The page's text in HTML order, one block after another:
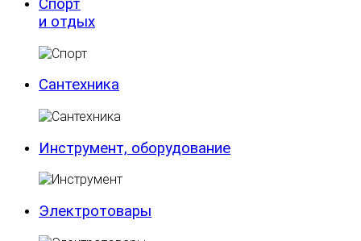
Спорт
и отдых
Сантехника
Инструмент, оборудование
Электротовары